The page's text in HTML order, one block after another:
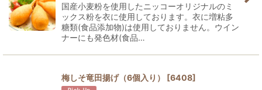
国産小麦粉を使用したニッコーオリジナルのミ
ックス粉を衣に使用しております。衣に増粘多
糖類(食品添加物)は使用しておりません。ウイン
ナーにも発色材(食品…
梅しそ竜田揚げ（6個入り） [6408]